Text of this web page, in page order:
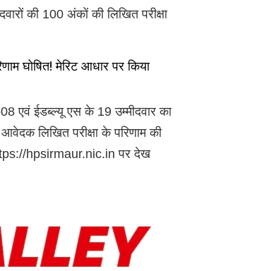
की 100 अंकों की लिखित परीक्षा
घोषित! मेरिट आधार पर किया
एवं ईडब्ल्यू एस के 19 उम्मीदवार का
आवेदक लिखित परीक्षा के परिणाम की
hpsirmaur.nic.in पर देख